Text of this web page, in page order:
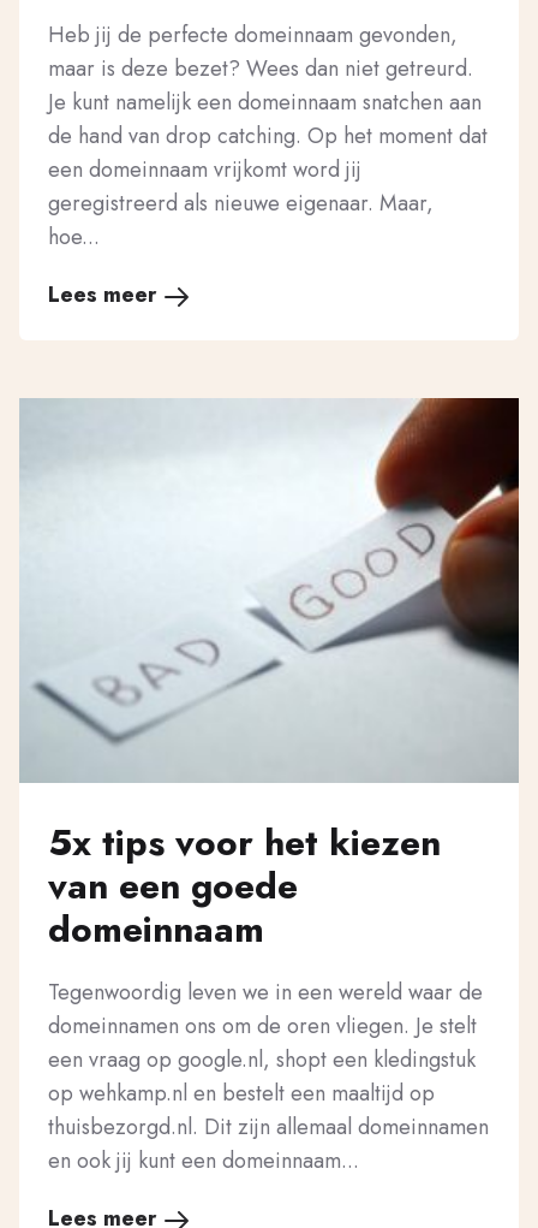
Heb jij de perfecte domeinnaam gevonden,
maar is deze bezet? Wees dan niet getreurd.
Je kunt namelijk een domeinnaam snatchen aan
de hand van drop catching. Op het moment dat
een domeinnaam vrijkomt word jij
geregistreerd als nieuwe eigenaar. Maar,
hoe...
Lees meer
5x tips voor het kiezen
van een goede
domeinnaam
Tegenwoordig leven we in een wereld waar de
domeinnamen ons om de oren vliegen. Je stelt
een vraag op google.nl, shopt een kledingstuk
op wehkamp.nl en bestelt een maaltijd op
thuisbezorgd.nl. Dit zijn allemaal domeinnamen
en ook jij kunt een domeinnaam...
Lees meer